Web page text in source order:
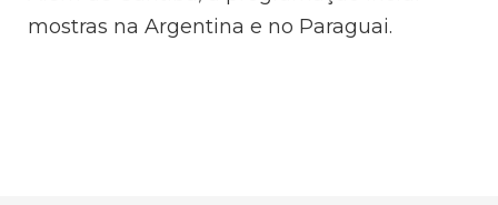
mostras na Argentina e no Paraguai.